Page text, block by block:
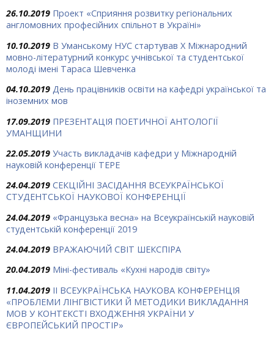
26.10.2019 Проект «Сприяння розвитку регіональних
англомовних професійних спільнот в Україні»
10.10.2019 В Уманському НУС стартував Х Міжнародний
мовно-літературний конкурс учнівської та студентської
молоді імені Тараса Шевченка
04.10.2019 День працівників освіти на кафедрі української та
іноземних мов
17.09.2019 ПРЕЗЕНТАЦІЯ ПОЕТИЧНОЇ АНТОЛОГІЇ
УМАНЩИНИ
22.05.2019 Участь викладачів кафедри у Міжнародній
науковій конференції ТЕРЕ
24.04.2019 СЕКЦІЙНІ ЗАСІДАННЯ ВСЕУКРАЇНСЬКОЇ
СТУДЕНТСЬКОЇ НАУКОВОЇ КОНФЕРЕНЦІЇ
24.04.2019 «Французька весна» на Всеукраїнській науковій
студентській конференції 2019
24.04.2019 ВРАЖАЮЧИЙ СВІТ ШЕКСПІРА
20.04.2019 Міні-фестиваль «Кухні народів світу»
11.04.2019 ІІ ВСЕУКРАЇНСЬКА НАУКОВА КОНФЕРЕНЦІЯ
«ПРОБЛЕМИ ЛІНГВІСТИКИ Й МЕТОДИКИ ВИКЛАДАННЯ
МОВ У КОНТЕКСТІ ВХОДЖЕННЯ УКРАЇНИ У
ЄВРОПЕЙСЬКИЙ ПРОСТІР»